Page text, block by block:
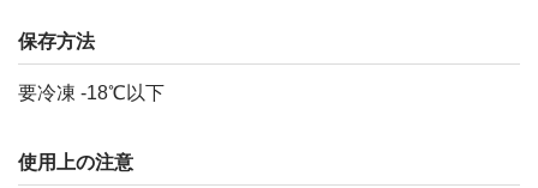
保存方法
要冷凍 -18℃以下
使用上の注意